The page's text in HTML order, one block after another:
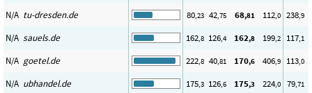
N/A tu-dresden.de 80,23 42,75 68,81 112,0 238,9
N/A sauels.de 162,8 126,4 162,8 199,2 117,1
N/A goetel.de 222,8 40,81 170,6 406,9 113,0
N/A ubhandel.de 175,3 126,6 175,3 224,0 79,71